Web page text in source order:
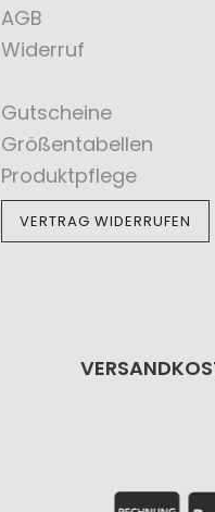
AGB
Widerruf
Gutscheine
Größentabellen
Produktpflege
VERTRAG WIDERRUFEN